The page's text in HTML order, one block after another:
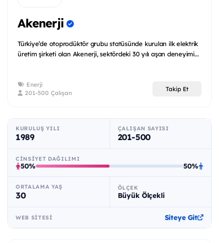
Akenerji
Türkiye’de otoprodüktör grubu statüsünde kurulan ilk elektrik
üretim şirketi olan Akenerji, sektördeki 30 yılı aşan deneyimi...
Enerji
201-500 Çalışan
Takip Et
KURULUŞ YILI
1989
ÇALIŞAN SAYISI
201-500
CINSIYET DAĞILIMI
50% 50%
ORTALAMA YAŞ
30
ÖLÇEK
Büyük Ölçekli
WEB SITESI Siteye Git